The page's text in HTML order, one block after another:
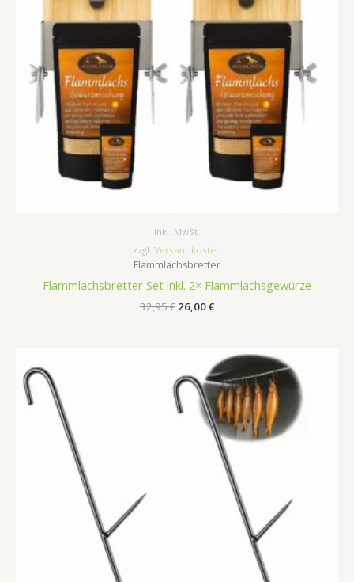
inkl. MwSt.
zzgl. Versandkosten
Flammlachsbretter
Flammlachsbretter Set inkl. 2× Flammlachsgewürze
32,95€ 26,00€